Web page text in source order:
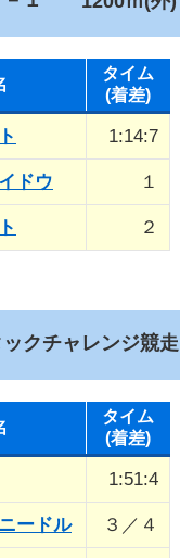
タイム
(着差)
1:14:7
ドウ １
２
ックチャレンジ競走
タイム
(着差)
1:51:4
ードル ３／４